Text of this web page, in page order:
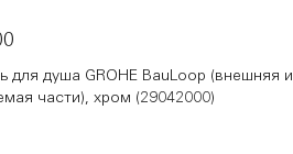
для душа GROHE BauLoop (внешняя и
части), хром (29042000)